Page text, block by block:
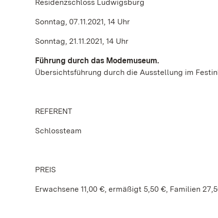
Residenzschloss Ludwigsburg
Sonntag, 07.11.2021, 14 Uhr
Sonntag, 21.11.2021, 14 Uhr
Führung durch das Modemuseum.
Übersichtsführung durch die Ausstellung im
REFERENT
Schlossteam
PREIS
Erwachsene 11,00 €, ermäßigt 5,50 €, Familien